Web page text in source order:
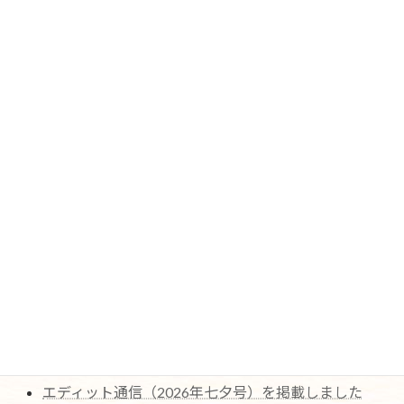
エディット通信（2026年七夕号）を掲載しました